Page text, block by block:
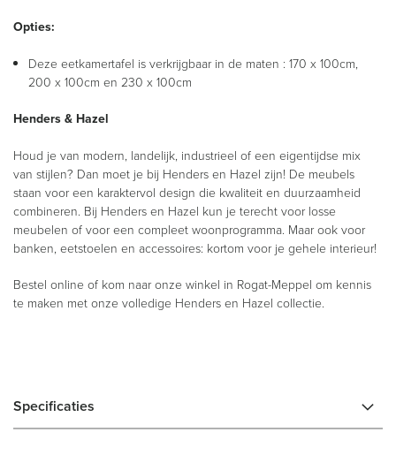
Opties:
Deze eetkamertafel is verkrijgbaar in de maten : 170 x 100cm,
200 x 100cm en 230 x 100cm
Henders & Hazel
Houd je van modern, landelijk, industrieel of een eigentijdse mix
van stijlen? Dan moet je bij Henders en Hazel zijn! De meubels
staan voor een karaktervol design die kwaliteit en duurzaamheid
combineren. Bij Henders en Hazel kun je terecht voor losse
meubelen of voor een compleet woonprogramma. Maar ook voor
banken, eetstoelen en accessoires: kortom voor je gehele interieur!
Bestel online of kom naar onze winkel in Rogat-Meppel om kennis
te maken met onze volledige Henders en Hazel collectie.
Specificaties